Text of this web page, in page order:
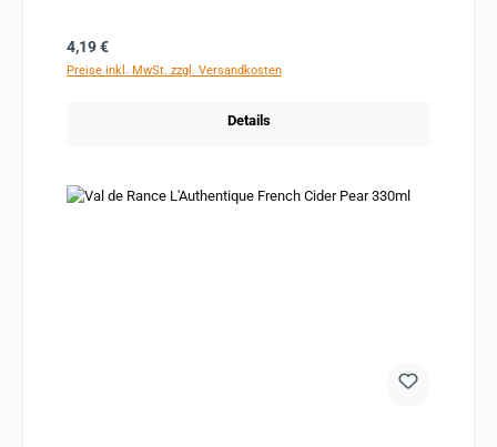
Regulärer Preis:
4,19 €
Preise inkl. MwSt. zzgl. Versandkosten
Details